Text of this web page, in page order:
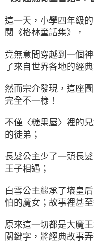
這一天，小學四年級
閱《格林童話集》，
竟無意間穿越到一個
了來自世界各地的經典
然而宗介發現，這座
完全不一樣！
不僅〈糖果屋〉裡的
的徒弟；
長髮公主少了一頭長
王子相遇；
白雪公主繼承了壞皇
怕的魔女；故事裡甚
原來這一切都是大魔
關鍵字，將經典故事弄